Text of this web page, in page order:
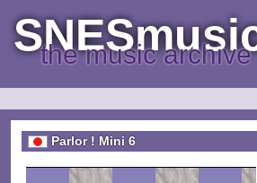
the music
Parlor ! Mini 6